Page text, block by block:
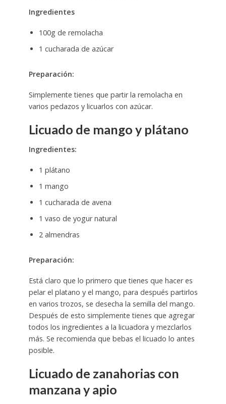
Ingredientes
100g de remolacha
1 cucharada de azúcar
Preparación:
Simplemente tienes que partir la remolacha en
varios pedazos y licuarlos con azúcar.
Licuado de mango y plátano
Ingredientes:
1 plátano
1 mango
1 cucharada de avena
1 vaso de yogur natural
2 almendras
Preparación:
Está claro que lo primero que tienes que hacer es
pelar el platano y el mango, para después partirlos
en varios trozos, se desecha la semilla del mango.
Después de esto simplemente tienes que agregar
todos los ingredientes a la licuadora y mezclarlos
más. Se recomienda que bebas el licuado lo antes
posible.
Licuado de zanahorias con
manzana y apio